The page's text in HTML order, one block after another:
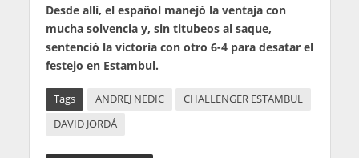
Desde allí, el español manejó la ventaja con
mucha solvencia y, sin titubeos al saque,
sentenció la victoria con otro 6-4 para desatar el
festejo en Estambul.
Tags ANDREJ NEDIC
CHALLENGER ESTAMBUL
DAVID JORDÁ